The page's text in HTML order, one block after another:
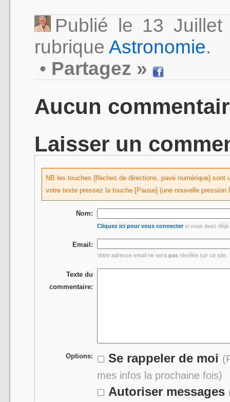
Publié le 13
rubrique Astronomie.
• Partagez »
Aucun
Laisser un
NB les touches {flèches de directions, pavé numérique}
votre texte pressez la touche [Pause] (une nouvelle pression
Nom:
Cliquez ici pour vous connectersi vous avez déjà
Email:
Votre adresse email ne serapas révélée sur ce site.
Texte du
commentaire:
Options: Se rappeler de moi
mes infos la prochaine fois)
Autoriser messages